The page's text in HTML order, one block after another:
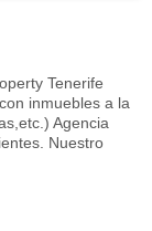
Tenerife
inmuebles a la
Agencia
Nuestro